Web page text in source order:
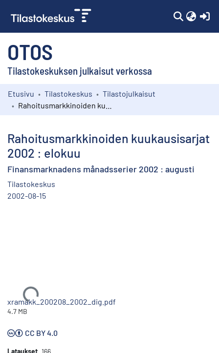
OTOS
Tilastokeskuksen julkaisut verkossa
Kokoelmat
Etusivu Tilastokeskus
Tilastojulkaisut
Rahoitusmarkkinoiden kuukausisarjat
2002 : elokuu
Finansmarknadens månadsserier 2002 : augusti
Tilastokeskus
2002-08-15
Ladataan...
xramakk_200208_2002_dig.pdf
4.7 MB
CC BY 4.0
Lataukset 166